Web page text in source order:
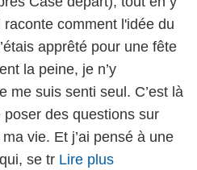
comment l'idée du
apprêté pour une fête
la peine, je n’y
me suis senti seul. C’est là
poser des questions sur
vie. Et j’ai pensé à une
se tr Lire plus